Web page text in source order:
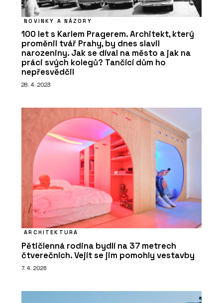
NOVINKY A NÁZORY
100 let s Karlem Pragerem. Architekt, který
proměnil tvář Prahy, by dnes slavil
narozeniny. Jak se díval na město a jak na
práci svých kolegů? Tančící dům ho
nepřesvědčil
28. 4. 2023
ARCHITEKTURA
Pětičlenná rodina bydlí na 37 metrech
čtverečních. Vejít se jim pomohly vestavby
7. 4. 2026